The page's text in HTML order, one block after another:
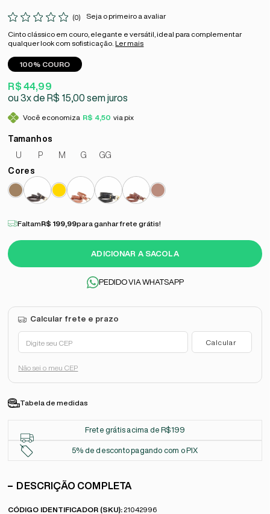
(0) Seja o primeiro a avaliar
Cinto clássico em couro, elegante e versátil, ideal para complementar
qualquer look com sofisticação. Ler mais
100% COURO
R$ 44,99
3x
R$ 15,00sem juros
Você economiza R$ 4,50 via pix
U P M G GG
ADICIONAR A SACOLA
FaltamR$ 199,99para ganhar frete grátis!
PEDIDO VIA WHATSAPP
Não sei o meu CEP
Tabela de medidas
Frete grátis acima de R$199
5% de desconto pagando com o PIX
DESCRIÇÃO COMPLETA
CÓDIGO IDENTIFICADOR (SKU): 21042996